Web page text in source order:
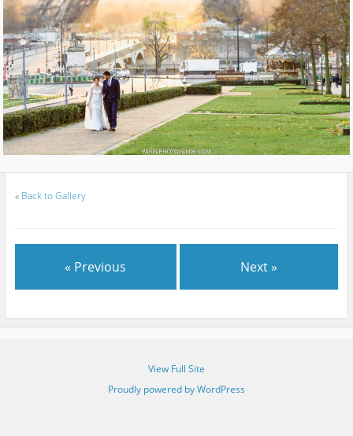
« Back to Gallery
« Previous Next »
View Full Site
Proudly powered by WordPress